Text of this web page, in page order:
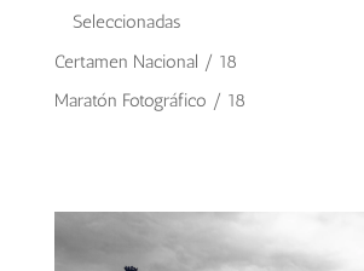
Seleccionadas
Certamen Nacional / 18
Maratón Fotográfico / 18